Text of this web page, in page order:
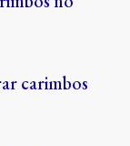
carimbos